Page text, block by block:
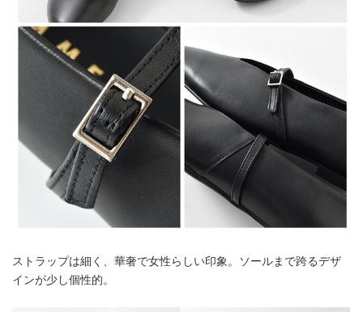
ストラップは細く、華奢で女性らしい印象。ソールまで跨るデザ
インが少し個性的。